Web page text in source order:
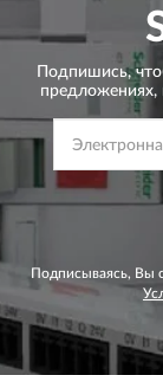
Подпишись,
предложениях,
Подписываясь, Вы